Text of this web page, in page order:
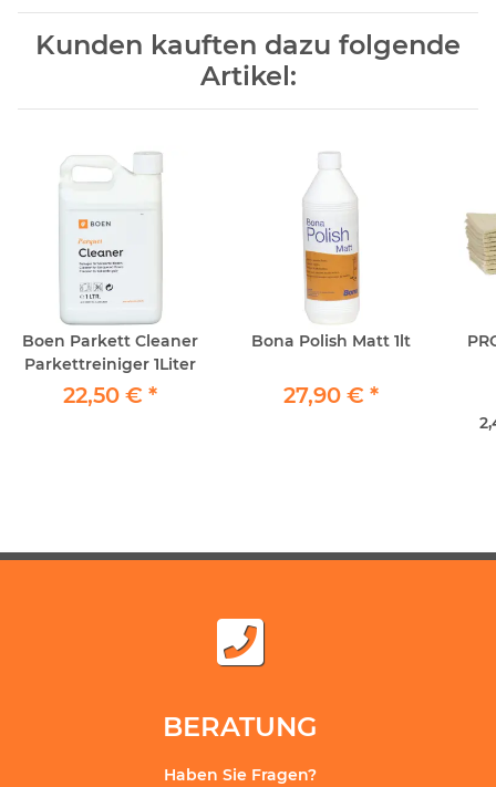
Kunden kauften dazu folgende
Artikel:
Boen Parkett Cleaner
Parkettreiniger 1Liter
22,50 € *
Bona Polish Matt 1lt
27,90 € *
BERATUNG
Haben Sie Fragen?